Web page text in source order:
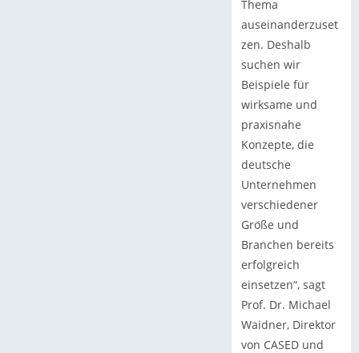
Thema
auseinanderzuset
zen. Deshalb
suchen wir
Beispiele für
wirksame und
praxisnahe
Konzepte, die
deutsche
Unternehmen
verschiedener
Größe und
Branchen bereits
erfolgreich
einsetzen“, sagt
Prof. Dr. Michael
Waidner, Direktor
von CASED und